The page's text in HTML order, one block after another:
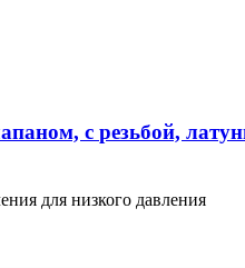
с резьбой,
для низкого давления